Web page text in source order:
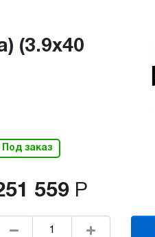
Под заказ
559 Р